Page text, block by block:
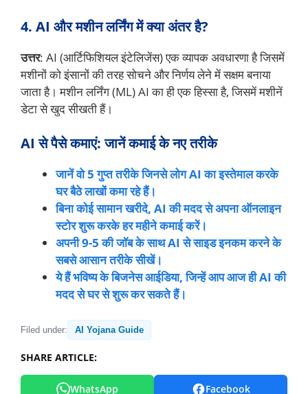
4. AI और मशीन लर्निंग में क्या अंतर है?
उत्तर: AI (आर्टिफिशियल इंटेलिजेंस) एक व्यापक अवधारणा है जिसमें
मशीनों को इंसानों की तरह सोचने और निर्णय लेने में सक्षम बनाया
जाता है। मशीन लर्निंग (ML) AI का ही एक हिस्सा है, जिसमें मशीनें
डेटा से खुद सीखती हैं।
AI से पैसे कमाएं: जानें कमाई के नए तरीके
जानें वो 5 गुप्त तरीके जिनसे लोग AI का इस्तेमाल करके
घर बैठे लाखों कमा रहे हैं।
बिना कोई सामान खरीदे, AI की मदद से अपना ऑनलाइन
स्टोर शुरू करके हर महीने कमाई करें।
अपनी 9-5 की जॉब के साथ AI से साइड इनकम करने के
सबसे आसान तरीके सीखें।
ये हैं भविष्य के बिजनेस आईडिया, जिन्हें आप आज ही AI की
मदद से घर से शुरू कर सकते हैं।
Filed under: AI Yojana Guide
SHARE ARTICLE:
WhatsApp Facebook